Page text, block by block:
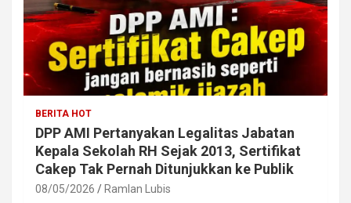
BERITA HOT
DPP AMI Pertanyakan Legalitas Jabatan
Kepala Sekolah RH Sejak 2013, Sertifikat
Cakep Tak Pernah Ditunjukkan ke Publik
08/05/2026 Ramlan Lubis